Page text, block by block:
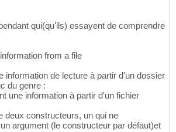
qui(qu'ils) essayent de comprendre
from a file
information de lecture à partir d'un dossier
du genre :
une information à partir d'un fichier
deux constructeurs, un qui ne
argument (le constructeur par défaut)et